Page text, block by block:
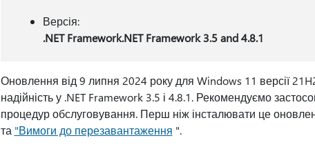
Версія:
.NET Framework.NET Framework 3.5 and 4.8.1
Оновлення від 9 липня 2024 року для Windows 11 версії
надійність у .NET Framework 3.5 і 4.8.1. Рекомендуємо
процедур обслуговування. Перш ніж інсталювати це
та "Вимоги до перезавантаження ".